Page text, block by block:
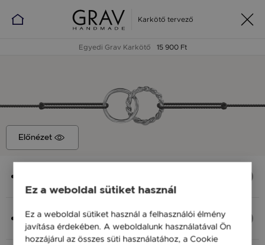
Karkötő tervező
Egyedi Grav Karkötő 15 900 Ft
Előnézet
Ezüst 925, M - kb 18 cm
15 900 Ft
Ez a weboldal sütiket használ
Ez a weboldal sütiket használ a felhasználói élmény
javítása érdekében. A weboldalunk használatával Ön
hozzájárul az összes süti használatához, a Cookie